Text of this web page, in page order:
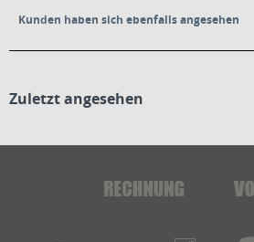
Kunden haben sich ebenfalls angesehen
Zuletzt angesehen